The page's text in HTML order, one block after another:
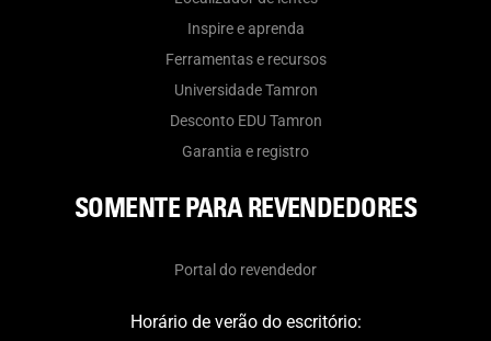
Inspire e aprenda
Ferramentas e recursos
Universidade Tamron
Desconto EDU Tamron
Garantia e registro
SOMENTE PARA REVENDEDORES
Portal do revendedor
Horário de verão do escritório: